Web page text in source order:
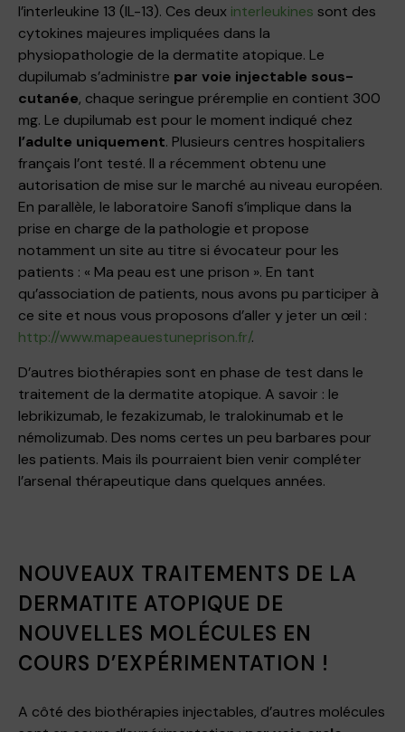
l’interleukine 13 (IL-13). Ces deux interleukines sont des
cytokines majeures impliquées dans la
physiopathologie de la dermatite atopique. Le
dupilumab s’administre par voie injectable sous-
cutanée, chaque seringue préremplie en contient 300
mg. Le dupilumab est pour le moment indiqué chez
l’adulte uniquement. Plusieurs centres hospitaliers
français l’ont testé. Il a récemment obtenu une
autorisation de mise sur le marché au niveau européen.
En parallèle, le laboratoire Sanofi s’implique dans la
prise en charge de la pathologie et propose
notamment un site au titre si évocateur pour les
patients : « Ma peau est une prison ». En tant
qu’association de patients, nous avons pu participer à
ce site et nous vous proposons d’aller y jeter un œil :
http://www.mapeauestuneprison.fr/.
D’autres biothérapies sont en phase de test dans le
traitement de la dermatite atopique. A savoir : le
lebrikizumab, le fezakizumab, le tralokinumab et le
némolizumab. Des noms certes un peu barbares pour
les patients. Mais ils pourraient bien venir compléter
l’arsenal thérapeutique dans quelques années.
NOUVEAUX TRAITEMENTS DE LA
DERMATITE ATOPIQUE DE
NOUVELLES MOLÉCULES EN
COURS D’EXPÉRIMENTATION !
A côté des biothérapies injectables, d’autres molécules